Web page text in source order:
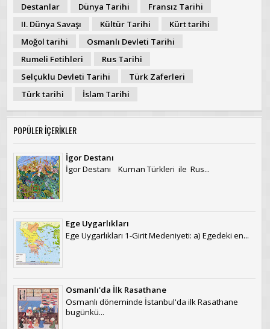
Destanlar
Dünya Tarihi
Fransız Tarihi
II. Dünya Savaşı
Kültür Tarihi
Kürt tarihi
Moğol tarihi
Osmanlı Devleti Tarihi
Rumeli Fetihleri
Rus Tarihi
Selçuklu Devleti Tarihi
Türk Zaferleri
Türk tarihi
İslam Tarihi
POPÜLER İÇERİKLER
İgor Destanı
İgor Destanı Kuman Türkleri ile Rus...
Ege Uygarlıkları
Ege Uygarlıkları 1-Girit Medeniyeti: a) Egedeki en...
Osmanlı'da İlk Rasathane
Osmanlı döneminde İstanbul'da ilk Rasathane
bugünkü...